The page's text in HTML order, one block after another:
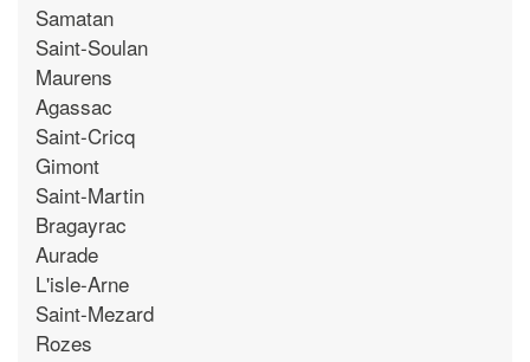
Samatan
Saint-Soulan
Maurens
Agassac
Saint-Cricq
Gimont
Saint-Martin
Bragayrac
Aurade
L'isle-Arne
Saint-Mezard
Rozes